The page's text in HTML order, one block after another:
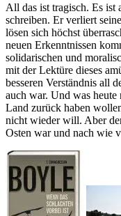
All das ist tragisch. Es ist
schreiben. Er verliert
lösen sich höchst
neuen Erkenntnissen
solidarischen und
mit der Lektüre dieses
besseren Verständnis all
auch war. Und was
Land zurück haben
nicht wieder will. Aber
Osten war und nach wie